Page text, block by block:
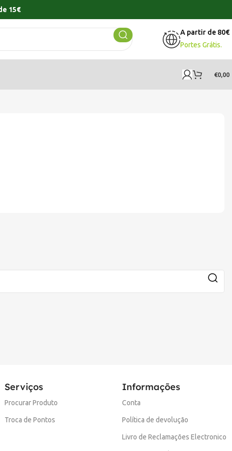
15€
A partir de 80€
Portes Grátis.
€0,00
Serviços
Procurar Produto
Troca de Pontos
Informações
Conta
Política de devolução
Livro de Reclamações Electronico